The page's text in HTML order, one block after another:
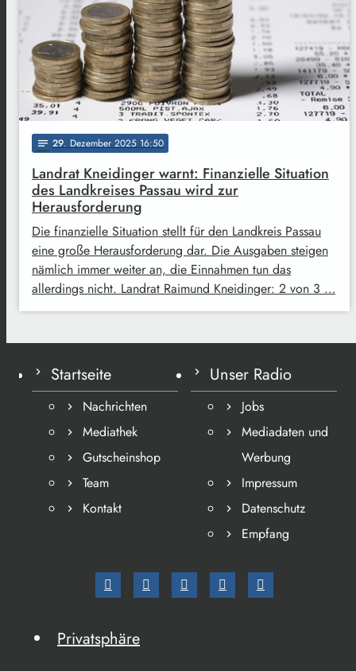
notes 29. Dezember 2025 16:50
Landrat Kneidinger warnt: Finanzielle Situation
des Landkreises Passau wird zur
Herausforderung
Die finanzielle Situation stellt für den Landkreis Passau
eine große Herausforderung dar. Die Ausgaben steigen
nämlich immer weiter an, die Einnahmen tun das
allerdings nicht. Landrat Raimund Kneidinger: 2 von 3 …
Startseite
Nachrichten
Mediathek
Gutscheinshop
Team
Kontakt
Unser Radio
Jobs
Mediadaten und
Werbung
Impressum
Datenschutz
Empfang
Privatsphäre